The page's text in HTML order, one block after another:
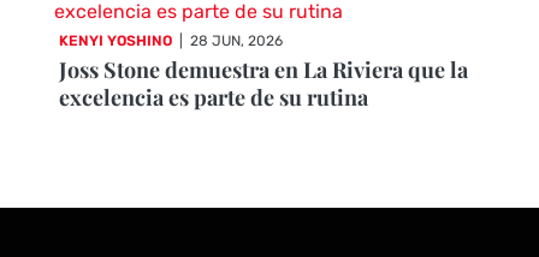
KENYI YOSHINO 28 JUN, 2026
Joss Stone demuestra en La Riviera que la
excelencia es parte de su rutina